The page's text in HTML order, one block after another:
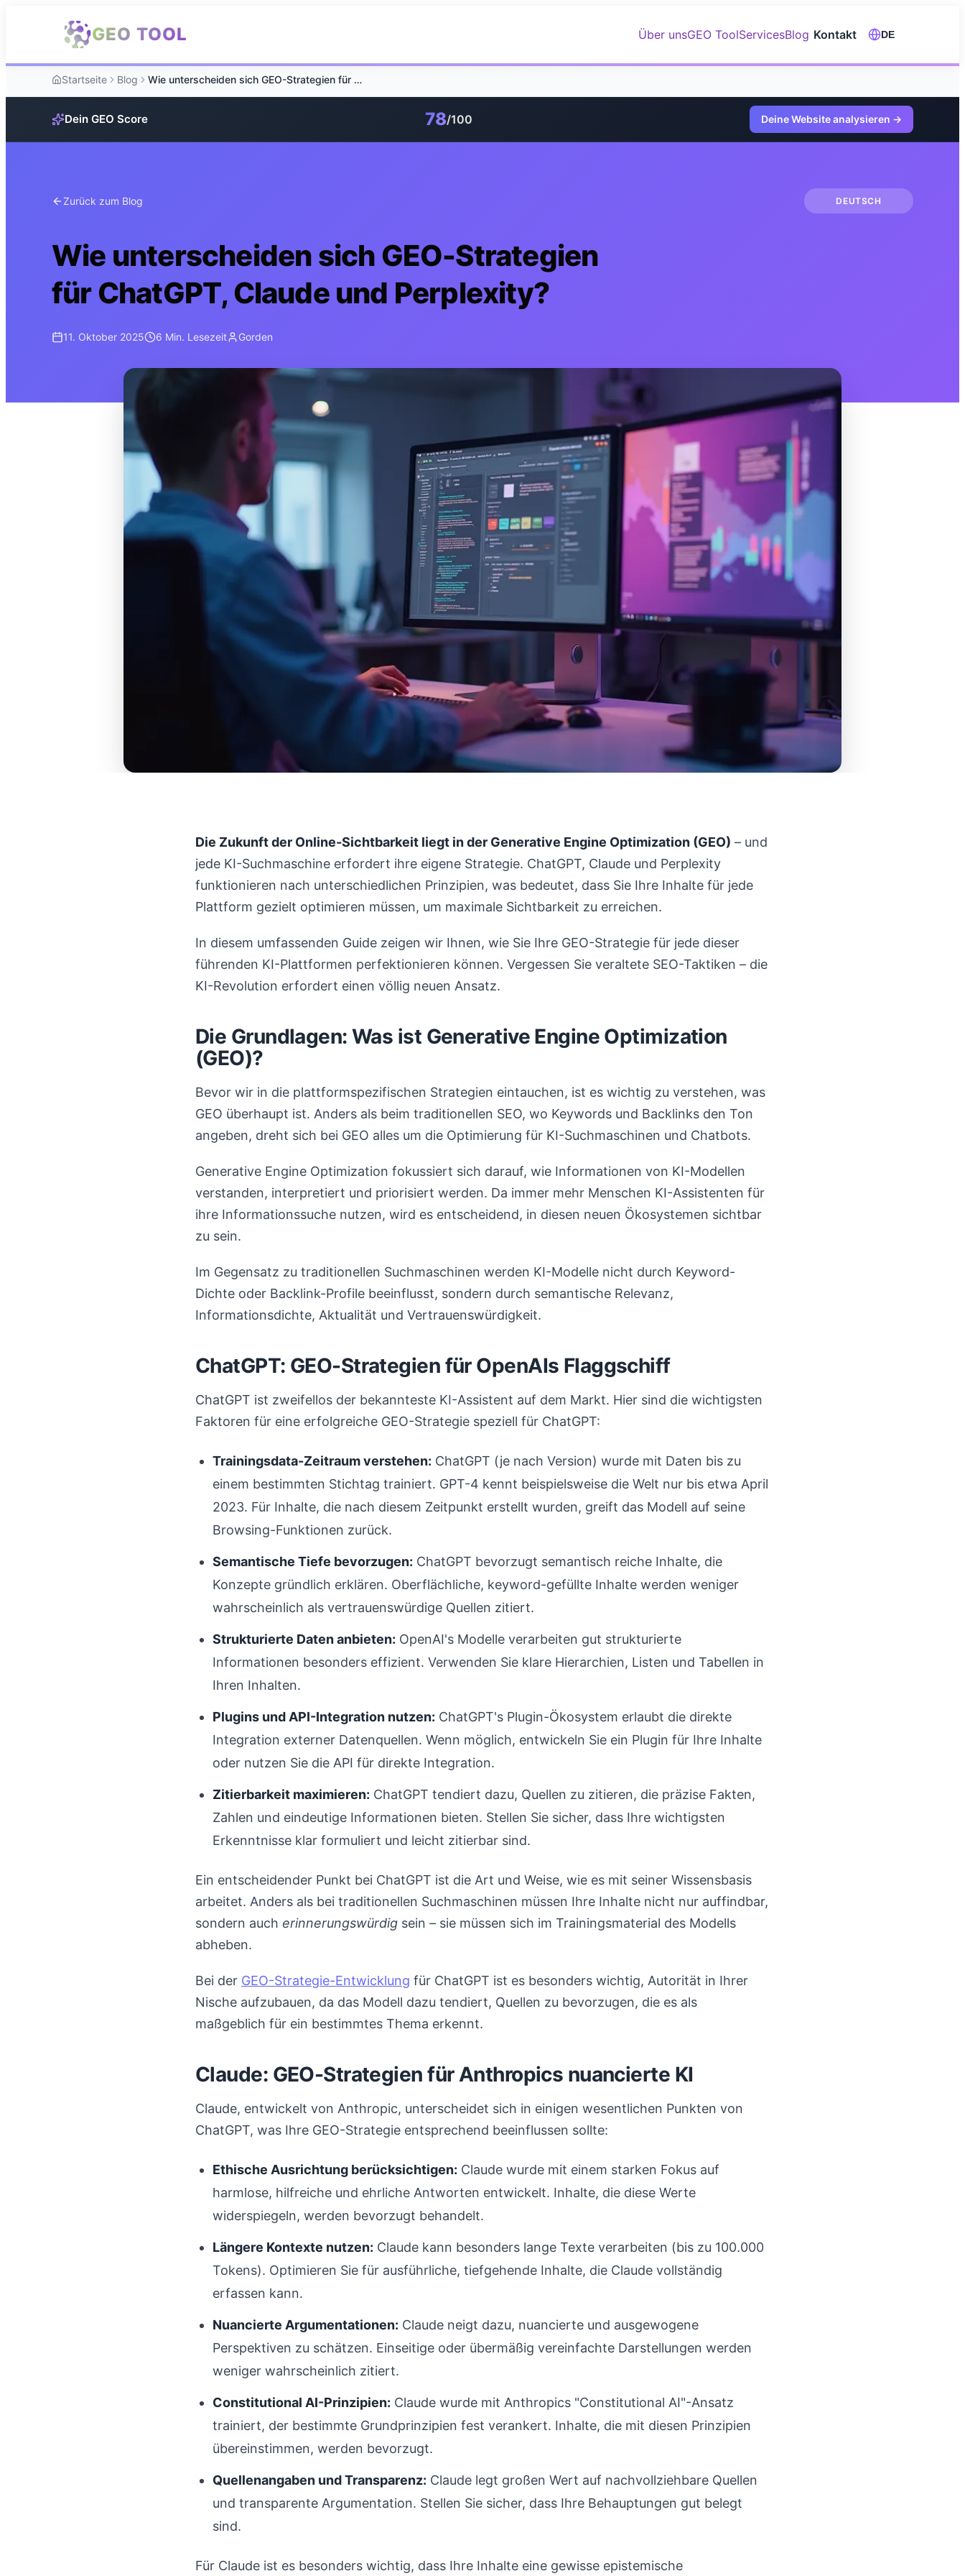
GEO TOOL Über unsGEO ToolServicesBlog Kontakt DE
Startseite Blog Wie unterscheiden sich GEO-Strategien für ChatGPT, Claude und Perplexity?
Dein GEO Score 78/100 Deine Website analysieren →
Zurück zum Blog DEUTSCH
Wie unterscheiden sich GEO-Strategien
für ChatGPT, Claude und Perplexity?
11. Oktober 2025 6 Min. Lesezeit Gorden
Die Zukunft der Online-Sichtbarkeit liegt in der Generative Engine Optimization (GEO) – und
jede KI-Suchmaschine erfordert ihre eigene Strategie. ChatGPT, Claude und Perplexity
funktionieren nach unterschiedlichen Prinzipien, was bedeutet, dass Sie Ihre Inhalte für jede
Plattform gezielt optimieren müssen, um maximale Sichtbarkeit zu erreichen.
In diesem umfassenden Guide zeigen wir Ihnen, wie Sie Ihre GEO-Strategie für jede dieser
führenden KI-Plattformen perfektionieren können. Vergessen Sie veraltete SEO-Taktiken – die
KI-Revolution erfordert einen völlig neuen Ansatz.
Die Grundlagen: Was ist Generative Engine Optimization
(GEO)?
Bevor wir in die plattformspezifischen Strategien eintauchen, ist es wichtig zu verstehen, was
GEO überhaupt ist. Anders als beim traditionellen SEO, wo Keywords und Backlinks den Ton
angeben, dreht sich bei GEO alles um die Optimierung für KI-Suchmaschinen und Chatbots.
Generative Engine Optimization fokussiert sich darauf, wie Informationen von KI-Modellen
verstanden, interpretiert und priorisiert werden. Da immer mehr Menschen KI-Assistenten für
ihre Informationssuche nutzen, wird es entscheidend, in diesen neuen Ökosystemen sichtbar
zu sein.
Im Gegensatz zu traditionellen Suchmaschinen werden KI-Modelle nicht durch Keyword-
Dichte oder Backlink-Profile beeinflusst, sondern durch semantische Relevanz,
Informationsdichte, Aktualität und Vertrauenswürdigkeit.
ChatGPT: GEO-Strategien für OpenAIs Flaggschiff
ChatGPT ist zweifellos der bekannteste KI-Assistent auf dem Markt. Hier sind die wichtigsten
Faktoren für eine erfolgreiche GEO-Strategie speziell für ChatGPT:
Trainingsdata-Zeitraum verstehen: ChatGPT (je nach Version) wurde mit Daten bis zu
einem bestimmten Stichtag trainiert. GPT-4 kennt beispielsweise die Welt nur bis etwa April
2023. Für Inhalte, die nach diesem Zeitpunkt erstellt wurden, greift das Modell auf seine
Browsing-Funktionen zurück.
Semantische Tiefe bevorzugen: ChatGPT bevorzugt semantisch reiche Inhalte, die
Konzepte gründlich erklären. Oberflächliche, keyword-gefüllte Inhalte werden weniger
wahrscheinlich als vertrauenswürdige Quellen zitiert.
Strukturierte Daten anbieten: OpenAI's Modelle verarbeiten gut strukturierte
Informationen besonders effizient. Verwenden Sie klare Hierarchien, Listen und Tabellen in
Ihren Inhalten.
Plugins und API-Integration nutzen: ChatGPT's Plugin-Ökosystem erlaubt die direkte
Integration externer Datenquellen. Wenn möglich, entwickeln Sie ein Plugin für Ihre Inhalte
oder nutzen Sie die API für direkte Integration.
Zitierbarkeit maximieren: ChatGPT tendiert dazu, Quellen zu zitieren, die präzise Fakten,
Zahlen und eindeutige Informationen bieten. Stellen Sie sicher, dass Ihre wichtigsten
Erkenntnisse klar formuliert und leicht zitierbar sind.
Ein entscheidender Punkt bei ChatGPT ist die Art und Weise, wie es mit seiner Wissensbasis
arbeitet. Anders als bei traditionellen Suchmaschinen müssen Ihre Inhalte nicht nur auffindbar,
sondern auch erinnerungswürdig sein – sie müssen sich im Trainingsmaterial des Modells
abheben.
Bei der GEO-Strategie-Entwicklung für ChatGPT ist es besonders wichtig, Autorität in Ihrer
Nische aufzubauen, da das Modell dazu tendiert, Quellen zu bevorzugen, die es als
maßgeblich für ein bestimmtes Thema erkennt.
Claude: GEO-Strategien für Anthropics nuancierte KI
Claude, entwickelt von Anthropic, unterscheidet sich in einigen wesentlichen Punkten von
ChatGPT, was Ihre GEO-Strategie entsprechend beeinflussen sollte:
Ethische Ausrichtung berücksichtigen: Claude wurde mit einem starken Fokus auf
harmlose, hilfreiche und ehrliche Antworten entwickelt. Inhalte, die diese Werte
widerspiegeln, werden bevorzugt behandelt.
Längere Kontexte nutzen: Claude kann besonders lange Texte verarbeiten (bis zu 100.000
Tokens). Optimieren Sie für ausführliche, tiefgehende Inhalte, die Claude vollständig
erfassen kann.
Nuancierte Argumentationen: Claude neigt dazu, nuancierte und ausgewogene
Perspektiven zu schätzen. Einseitige oder übermäßig vereinfachte Darstellungen werden
weniger wahrscheinlich zitiert.
Constitutional AI-Prinzipien: Claude wurde mit Anthropics "Constitutional AI"-Ansatz
trainiert, der bestimmte Grundprinzipien fest verankert. Inhalte, die mit diesen Prinzipien
übereinstimmen, werden bevorzugt.
Quellenangaben und Transparenz: Claude legt großen Wert auf nachvollziehbare Quellen
und transparente Argumentation. Stellen Sie sicher, dass Ihre Behauptungen gut belegt
sind.
Für Claude ist es besonders wichtig, dass Ihre Inhalte eine gewisse epistemische